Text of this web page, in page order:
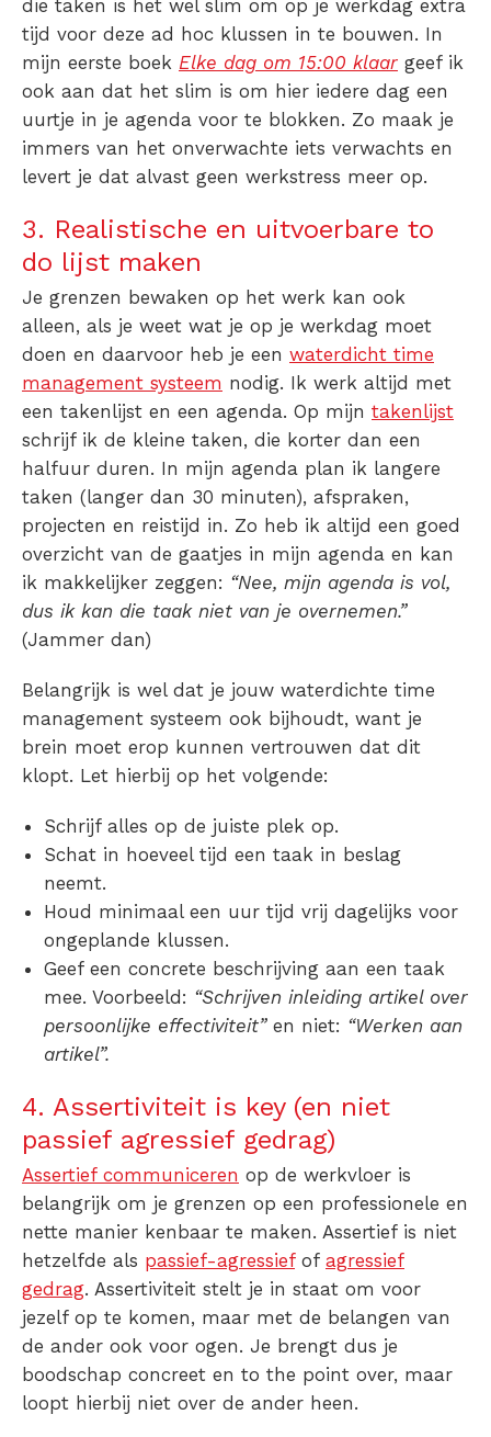
die taken is het wel slim om op je werkdag extra
tijd voor deze ad hoc klussen in te bouwen. In
mijn eerste boek Elke dag om 15:00 klaar geef ik
ook aan dat het slim is om hier iedere dag een
uurtje in je agenda voor te blokken. Zo maak je
immers van het onverwachte iets verwachts en
levert je dat alvast geen werkstress meer op.
3. Realistische en uitvoerbare to
do lijst maken
Je grenzen bewaken op het werk kan ook
alleen, als je weet wat je op je werkdag moet
doen en daarvoor heb je een waterdicht time
management systeem nodig. Ik werk altijd met
een takenlijst en een agenda. Op mijn takenlijst
schrijf ik de kleine taken, die korter dan een
halfuur duren. In mijn agenda plan ik langere
taken (langer dan 30 minuten), afspraken,
projecten en reistijd in. Zo heb ik altijd een goed
overzicht van de gaatjes in mijn agenda en kan
ik makkelijker zeggen: “Nee, mijn agenda is vol,
dus ik kan die taak niet van je overnemen.”
(Jammer dan)
Belangrijk is wel dat je jouw waterdichte time
management systeem ook bijhoudt, want je
brein moet erop kunnen vertrouwen dat dit
klopt. Let hierbij op het volgende:
Schrijf alles op de juiste plek op.
Schat in hoeveel tijd een taak in beslag
neemt.
Houd minimaal een uur tijd vrij dagelijks voor
ongeplande klussen.
Geef een concrete beschrijving aan een taak
mee. Voorbeeld: “Schrijven inleiding artikel over
persoonlijke effectiviteit”en niet: “Werken aan
artikel”.
4. Assertiviteit is key (en niet
passief agressief gedrag)
Assertief communiceren op de werkvloer is
belangrijk om je grenzen op een professionele en
nette manier kenbaar te maken. Assertief is niet
hetzelfde als passief-agressiefof agressief
gedrag. Assertiviteit stelt je in staat om voor
jezelf op te komen, maar met de belangen van
de ander ook voor ogen. Je brengt dus je
boodschap concreet en to the point over, maar
loopt hierbij niet over de ander heen.